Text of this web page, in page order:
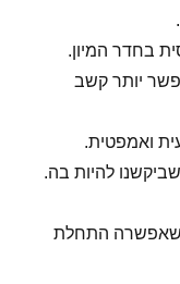
בחדר המיון.
יותר קשב
ואמפטית.
להיות בה.
שאפשרה התחלת